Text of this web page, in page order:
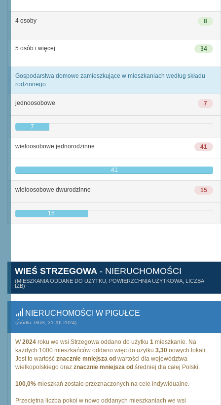
8
4 osoby
34
5 osób i więcej
Gospodarstwa domowe zamieszkujące w mieszkaniach według składu
rodzinnego
7
jednoosobowe
7
41
wieloosobowe jednorodzinne
41
15
wieloosobowe dwurodzinne
15
WIEŚ STRZEGOWA - NIERUCHOMOŚCI
(MIESZKANIA ODDANE DO UŻYTKU, POWIERZCHNIA UŻYTKOWA, LICZBA
IZB)
NIERUCHOMOŚCI W PIGUŁCE
(Źródło: GUS, 31.XII.2024)
W2024 roku we wsi Strzegowa oddano do użytku 1 mieszkanie. Na
każdych 1000 mieszkańców oddano więc do użytku 3,30 nowych lokali.
Jest to wartość znacznie mniejsza od wartości dla województwa
wielkopolskiego oraz znacznie mniejsza od średniej dla całej Polski.
100,0% mieszkań zostało przeznaczonych na cele indywidualne.
Przeciętna liczba pokoi w nowo oddanych mieszkaniach we wsi